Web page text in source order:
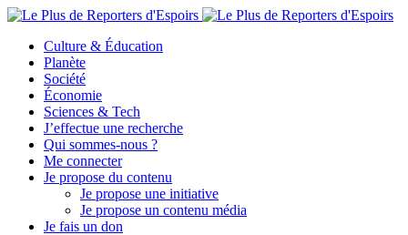
Culture & Éducation
Planète
Société
Économie
Sciences & Tech
J’effectue une recherche
Qui sommes-nous ?
Me connecter
Je propose du contenu
Je propose une initiative
Je propose un contenu média
Je fais un don